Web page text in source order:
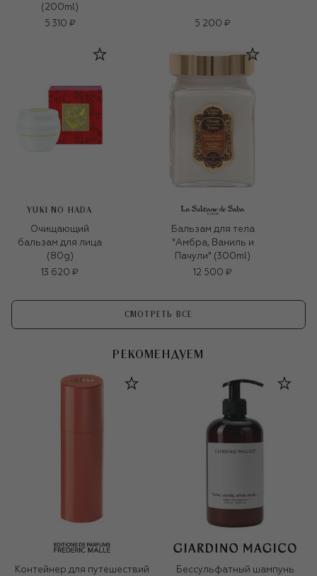
(200ml)
5 310 ₽
5 200 ₽
YUKI NO HADA
Очищающий
бальзам для лица
(80g)
13 620 ₽
Бальзам для тела
"Амбра, Ваниль и
Пачули" (300ml)
12 500 ₽
СМОТРЕТЬ ВСЕ
РЕКОМЕНДУЕМ
Контейнер для путешествий
Бессульфатный шампунь